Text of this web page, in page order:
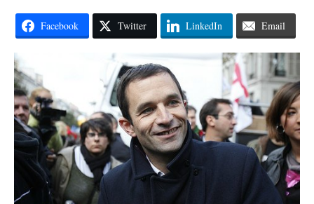
Facebook Twitter LinkedIn Email